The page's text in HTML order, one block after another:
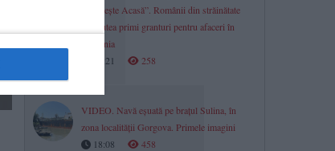
Investește Acasă”. Românii din străinătate
vor putea primi granturi pentru afaceri în
România
18:21
258
VIDEO. Navă eșuată pe brațul Sulina, în
zona localității Gorgova. Primele imagini
18:08
458